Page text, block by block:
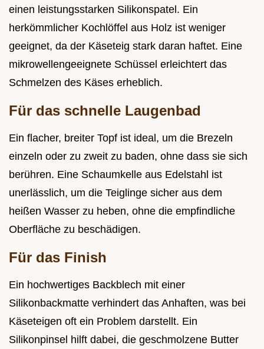
einen leistungsstarken Silikonspatel. Ein
herkömmlicher Kochlöffel aus Holz ist weniger
geeignet, da der Käseteig stark daran haftet. Eine
mikrowellengeeignete Schüssel erleichtert das
Schmelzen des Käses erheblich.
Für das schnelle Laugenbad
Ein flacher, breiter Topf ist ideal, um die Brezeln
einzeln oder zu zweit zu baden, ohne dass sie sich
berühren. Eine Schaumkelle aus Edelstahl ist
unerlässlich, um die Teiglinge sicher aus dem
heißen Wasser zu heben, ohne die empfindliche
Oberfläche zu beschädigen.
Für das Finish
Ein hochwertiges Backblech mit einer
Silikonbackmatte verhindert das Anhaften, was bei
Käseteigen oft ein Problem darstellt. Ein
Silikonpinsel hilft dabei, die geschmolzene Butter